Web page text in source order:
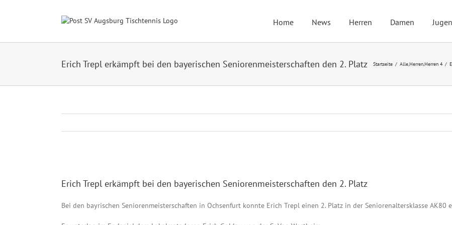
Home News Herren Damen
Erich Trepl erkämpft bei den bayerischen Seniorenmeisterschaften den 2. Platz Startseite Alle,Herren,Herren 4
Bild
Erich Trepl erkämpft bei den bayerischen Seniorenmeisterschaften den 2. Platz
Bei den bayrischen Seniorenmeisterschaften in Ochsenfurt konnte Erich Trepl einen 2. Platz in der Seniorenaltersklasse AK80